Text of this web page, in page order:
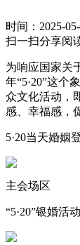
时间： 2025-
扫一扫分享阅
为响应国家关
年“5·20”这个
众文化活动，
感、幸福感，
5·20当天婚姻
主会场区
“5·20”银婚活